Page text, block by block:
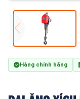
Hàng chính hãng